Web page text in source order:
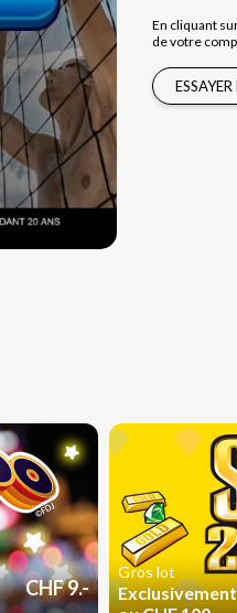
En cliquant
de votre
ESSAYER
CHF 9.-
Gros lot